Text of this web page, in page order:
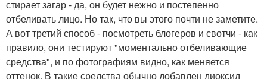
стирает загар - да, он будет нежно и постепенно
отбеливать лицо. Но так, что вы этого почти не заметите.
А вот третий способ - посмотреть блогеров и свотчи - как
правило, они тестируют "моментально отбеливающие
средства", и по фотографиям видно, как меняется
оттенок. В такие средства обычно добавлен диоксид